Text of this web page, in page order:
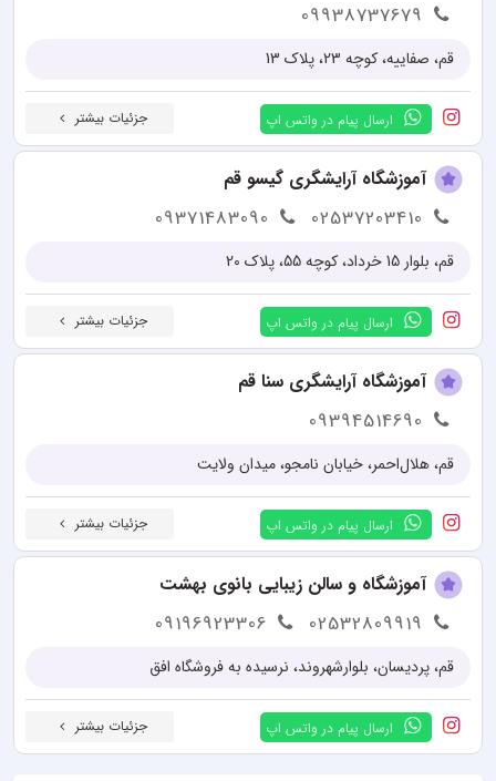
09938737679
قم، صفاییه، کوچه 23، پلاک 13
ارسال پیام در واتس اپ جزئیات بیشتر
آموزشگاه آرایشگری گیسو قم
02537203410
09371483090
قم، بلوار 15 خرداد، کوچه 55، پلاک 20
ارسال پیام در واتس اپ جزئیات بیشتر
آموزشگاه آرایشگری سنا قم
09394514690
قم، هلال‌احمر، خیابان نامجو، میدان ولایت
ارسال پیام در واتس اپ جزئیات بیشتر
آموزشگاه و سالن زیبایی بانوی بهشت
02532809919
09196923306
قم، پردیسان، بلوارشهروند، نرسیده به فروشگاه افق
ارسال پیام در واتس اپ جزئیات بیشتر